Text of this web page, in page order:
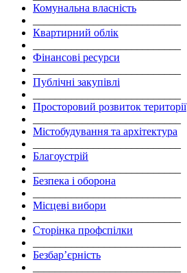
Комунальна власність
Квартирний облік
Фінансові ресурси
Публічні закупівлі
Просторовий розвиток території
Містобудування та архітектура
Благоустрій
Безпека і оборона
Місцеві вибори
Сторінка профспілки
Безбар’єрність